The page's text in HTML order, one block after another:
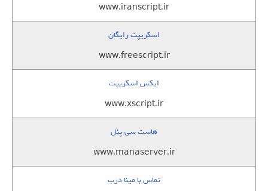
www.iranscript.ir
اسکریپت رایگان
www.freescript.ir
ایکس اسکریپت
www.xscript.ir
هاست سی پنل
www.manaserver.ir
تماس با مینا درب